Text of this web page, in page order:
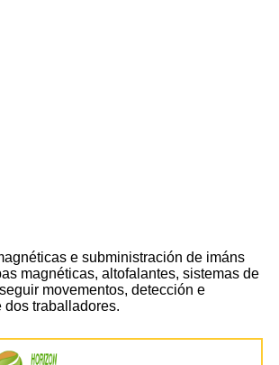
e subministración de imáns
magnéticas, altofalantes, sistemas de
movementos, detección e
traballadores.